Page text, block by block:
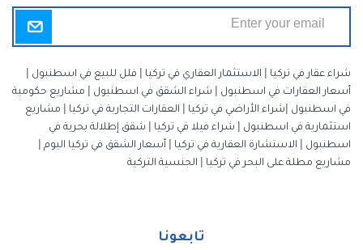
شراء عقار في تركيا الاستثمار العقاري في تركيا فلل للبيع في اسطنبول
أسعار العقارات في اسطنبول
شراء الشقق في اسطنبول
مشاريع حكومية
في اسطنبول
شراء الأراضي في تركيا العقارات التجارية في تركيا
مشاريع
استثمارية في اسطنبول
شراء فيلا في تركيا
شقق إطلالة بحرية في
اسطنبول
الاستشارة العقارية في تركيا أسعار الشقق في تركيا اليوم
مشاريع مطلة على البحر في تركيا
الجنسية التركية
تابعونا